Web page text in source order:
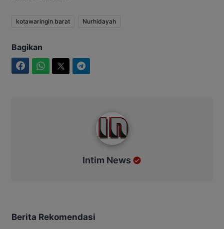
kotawaringin barat Nurhidayah
Bagikan
Intim News
Berita Rekomendasi